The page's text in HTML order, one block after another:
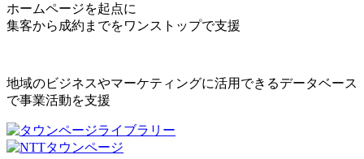
ホームページを起点に
集客から成約までをワンストップで支援
地域のビジネスやマーケティングに活用できるデータベース
で事業活動を支援